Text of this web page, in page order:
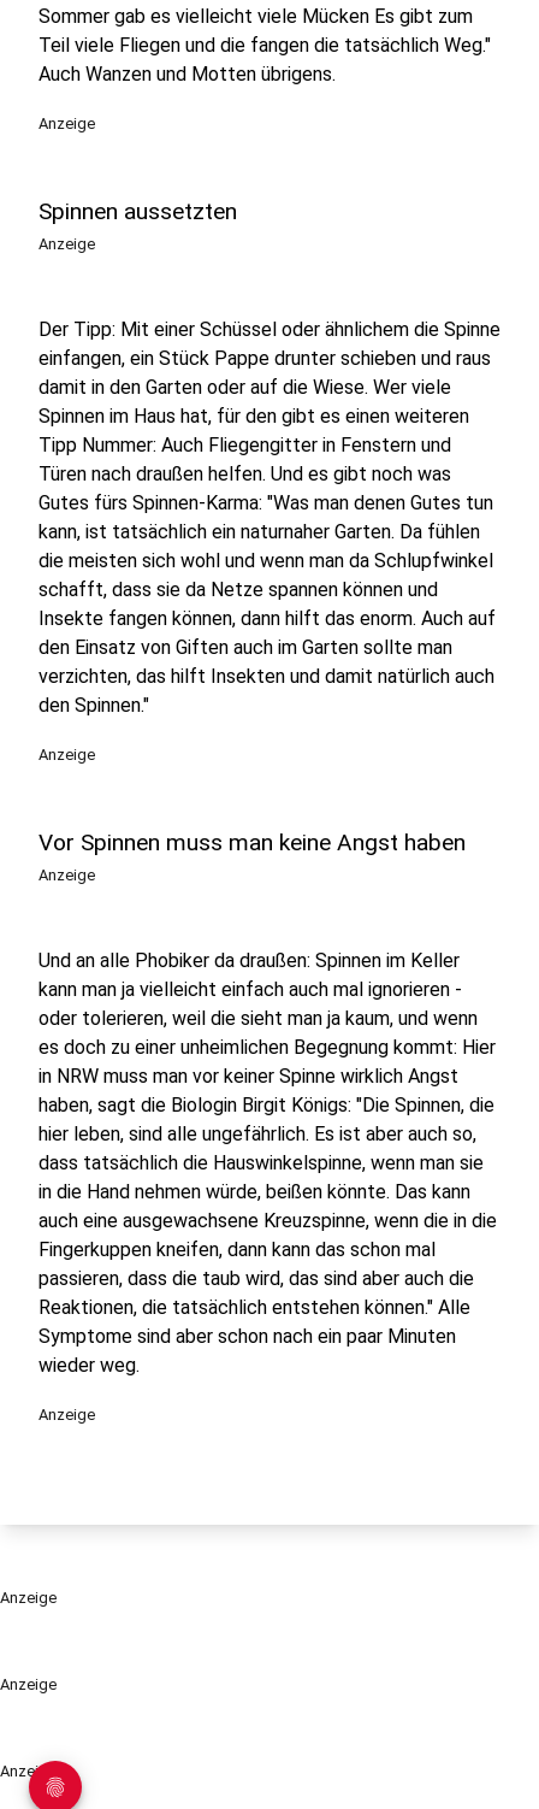
Anzeige
Anzeige
Sommer gab es vielleicht viele Mücken Es gibt zum
Teil viele Fliegen und die fangen die tatsächlich Weg."
Auch Wanzen und Motten übrigens.
Anzeige
Spinnen aussetzten
Anzeige
Der Tipp: Mit einer Schüssel oder ähnlichem die Spinne
einfangen, ein Stück Pappe drunter schieben und raus
damit in den Garten oder auf die Wiese. Wer viele
Spinnen im Haus hat, für den gibt es einen weiteren
Tipp Nummer: Auch Fliegengitter in Fenstern und
Türen nach draußen helfen. Und es gibt noch was
Gutes fürs Spinnen-Karma: "Was man denen Gutes tun
kann, ist tatsächlich ein naturnaher Garten. Da fühlen
die meisten sich wohl und wenn man da Schlupfwinkel
schafft, dass sie da Netze spannen können und
Insekte fangen können, dann hilft das enorm. Auch auf
den Einsatz von Giften auch im Garten sollte man
verzichten, das hilft Insekten und damit natürlich auch
den Spinnen."
Anzeige
Vor Spinnen muss man keine Angst haben
Anzeige
Und an alle Phobiker da draußen: Spinnen im Keller
kann man ja vielleicht einfach auch mal ignorieren -
oder tolerieren, weil die sieht man ja kaum, und wenn
es doch zu einer unheimlichen Begegnung kommt: Hier
in NRW muss man vor keiner Spinne wirklich Angst
haben, sagt die Biologin Birgit Königs: "Die Spinnen, die
hier leben, sind alle ungefährlich. Es ist aber auch so,
dass tatsächlich die Hauswinkelspinne, wenn man sie
in die Hand nehmen würde, beißen könnte. Das kann
auch eine ausgewachsene Kreuzspinne, wenn die in die
Fingerkuppen kneifen, dann kann das schon mal
passieren, dass die taub wird, das sind aber auch die
Reaktionen, die tatsächlich entstehen können." Alle
Symptome sind aber schon nach ein paar Minuten
wieder weg.
Anzeige
Anzeige